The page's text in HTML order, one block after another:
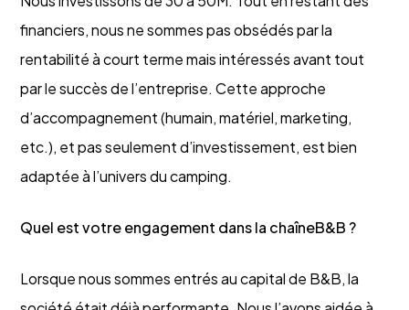
financiers, nous ne sommes pas obsédés par la
rentabilité à court terme mais intéressés avant tout
par le succès de l’entreprise. Cette approche
d’accompagnement (humain, matériel, marketing,
etc.), et pas seulement d’investissement, est bien
adaptée à l’univers du camping.
Quel est votre engagement dans la chaîneB&B ?
Lorsque nous sommes entrés au capital de B&B, la